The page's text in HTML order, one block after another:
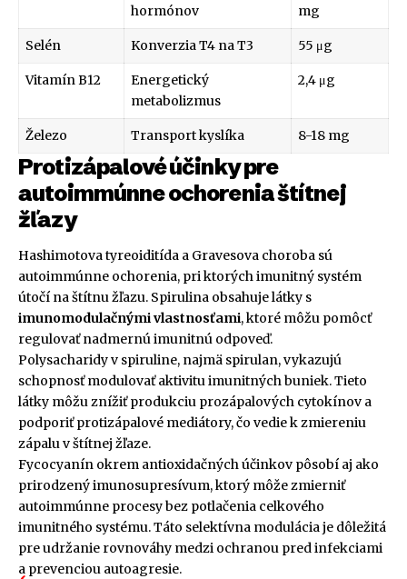
hormónov
mg
Selén Konverzia T4 na T3 55 μg
Vitamín B12
Energetický
metabolizmus
2,4 μg
Železo Transport kyslíka 8-18 mg
Protizápalové účinky pre
autoimmúnne ochorenia štítnej
žľazy
Hashimotova tyreoiditída a Gravesova choroba sú
autoimmúnne ochorenia, pri ktorých imunitný systém
útočí na štítnu žľazu. Spirulina obsahuje látky s
imunomodulačnými vlastnosťami, ktoré môžu pomôcť
regulovať nadmernú imunitnú odpoveď.
Polysacharidy v spiruline, najmä spirulan, vykazujú
schopnosť modulovať aktivitu imunitných buniek. Tieto
látky môžu znížiť produkciu prozápalových cytokínov a
podporiť protizápalové mediátory, čo vedie k zmiereniu
zápalu v štítnej žľaze.
Fycocyanín okrem antioxidačných účinkov pôsobí aj ako
prirodzený imunosupresívum, ktorý môže zmierniť
autoimmúnne procesy bez potlačenia celkového
imunitného systému. Táto selektívna modulácia je dôležitá
pre udržanie rovnováhy medzi ochranou pred infekciami
a prevenciou autoagresie.